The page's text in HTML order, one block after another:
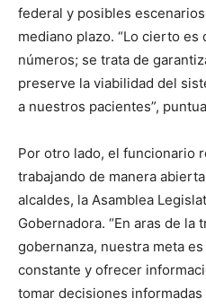
federal y posibles
mediano plazo. “Lo cierto es
números; se trata de
preserve la viabilidad del
a nuestros pacientes”,
Por otro lado, el funcionario
trabajando de manera
alcaldes, la Asamblea
Gobernadora. “En aras de la
gobernanza, nuestra meta
constante y ofrecer
tomar decisiones